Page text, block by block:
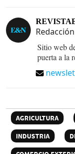
Sitio web
puerta a la
AGRICULTURA
INDUSTRIA